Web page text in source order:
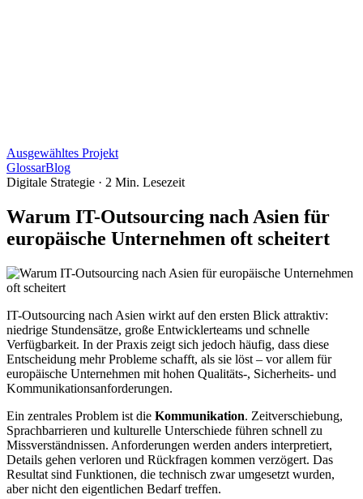
Ausgewähltes Projekt
GlossarBlog
Digitale Strategie · 2 Min. Lesezeit
Warum IT-Outsourcing nach Asien für
europäische Unternehmen oft scheitert
IT-Outsourcing nach Asien wirkt auf den ersten Blick attraktiv:
niedrige Stundensätze, große Entwicklerteams und schnelle
Verfügbarkeit. In der Praxis zeigt sich jedoch häufig, dass diese
Entscheidung mehr Probleme schafft, als sie löst – vor allem für
europäische Unternehmen mit hohen Qualitäts-, Sicherheits- und
Kommunikationsanforderungen.
Ein zentrales Problem ist die Kommunikation. Zeitverschiebung,
Sprachbarrieren und kulturelle Unterschiede führen schnell zu
Missverständnissen. Anforderungen werden anders interpretiert,
Details gehen verloren und Rückfragen kommen verzögert. Das
Resultat sind Funktionen, die technisch zwar umgesetzt wurden,
aber nicht den eigentlichen Bedarf treffen.